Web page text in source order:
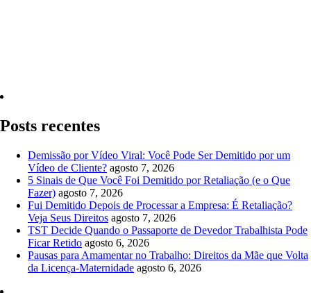
Posts recentes
Demissão por Vídeo Viral: Você Pode Ser Demitido por um
Vídeo de Cliente? agosto 7, 2026
5 Sinais de Que Você Foi Demitido por Retaliação (e o Que
Fazer) agosto 7, 2026
Fui Demitido Depois de Processar a Empresa: É Retaliação?
Veja Seus Direitos agosto 7, 2026
TST Decide Quando o Passaporte de Devedor Trabalhista Pode
Ficar Retido agosto 6, 2026
Pausas para Amamentar no Trabalho: Direitos da Mãe que Volta
da Licença-Maternidade agosto 6, 2026